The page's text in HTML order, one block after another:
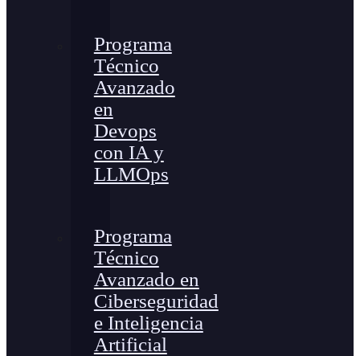
Programa
Técnico
Avanzado
en
Devops
con IA y
LLMOps
Programa
Técnico
Avanzado en
Ciberseguridad
e Inteligencia
Artificial